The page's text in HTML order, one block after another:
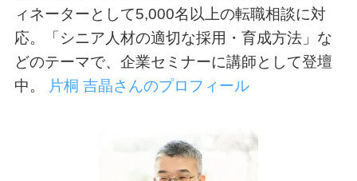
ィネーターとして5,000名以上の転職相談に対
応。「シニア人材の適切な採用・育成方法」な
どのテーマで、企業セミナーに講師として登壇
中。
片桐 吉晶さんのプロフィール